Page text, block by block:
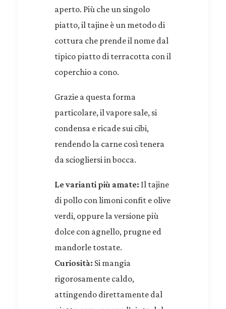
aperto. Più che un singolo
piatto, il tajine è un metodo di
cottura che prende il nome dal
tipico piatto di terracotta con il
coperchio a cono.
Grazie a questa forma
particolare, il vapore sale, si
condensa e ricade sui cibi,
rendendo la carne così tenera
da sciogliersi in bocca.
Le varianti più amate: Il tajine
di pollo con limoni confit e olive
verdi, oppure la versione più
dolce con agnello, prugne ed
mandorle tostate.
Curiosità: Si mangia
rigorosamente caldo,
attingendo direttamente dal